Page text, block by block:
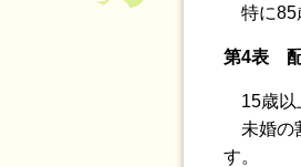
特に85
第4表 配
15歳以
未婚の
す。